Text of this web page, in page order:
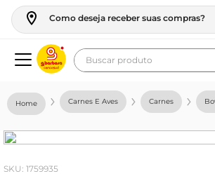
Como deseja receber suas compras?
Buscar produto
Carnes E Aves Carnes
: 1759935
geladeira
fogao